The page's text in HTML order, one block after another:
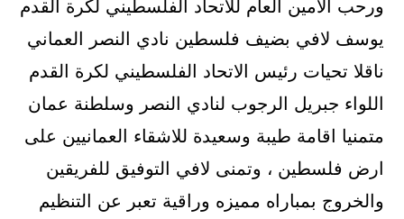
ورحب الامين العام للاتحاد الفلسطيني لكرة القدم
يوسف لافي بضيف فلسطين نادي النصر العماني
ناقلا تحيات رئيس الاتحاد الفلسطيني لكرة القدم
اللواء جبريل الرجوب لنادي النصر وسلطنة عمان
متمنيا اقامة طيبة وسعيدة للاشقاء العمانيين على
ارض فلسطين ، وتمنى لافي التوفيق للفريقين
والخروج بمباراه مميزه وراقية تعبر عن التنظيم